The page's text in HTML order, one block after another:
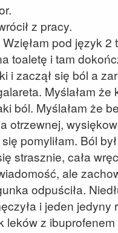
z pracy.
pod język
toaletę i tam
i zaczął się ból a
Myślałam
ból. Myślałam że
otrzewnej,
pomyliłam. Ból
strasznie, cała
ale
odpuściła.
i jeden jedyny
leków z